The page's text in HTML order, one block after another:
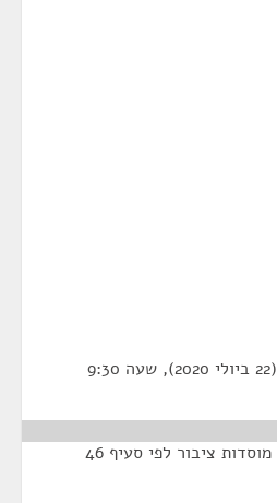
נוהל ועדת הכספים לאישור מוסדות ציבור לפי סעיף 46